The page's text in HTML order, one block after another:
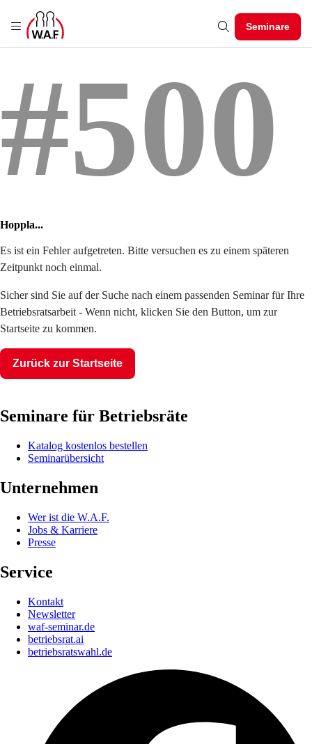
Seminare
#500
Hoppla...
Es ist ein Fehler aufgetreten. Bitte versuchen es zu einem späteren
Zeitpunkt noch einmal.
Sicher sind Sie auf der Suche nach einem passenden Seminar für Ihre
Betriebsratsarbeit - Wenn nicht, klicken Sie den Button, um zur
Startseite zu kommen.
Zurück zur Startseite
Seminare für Betriebsräte
Katalog kostenlos bestellen
Seminarübersicht
Unternehmen
Wer ist die W.A.F.
Jobs & Karriere
Presse
Service
Kontakt
Newsletter
waf-seminar.de
betriebsrat.ai
betriebsratswahl.de